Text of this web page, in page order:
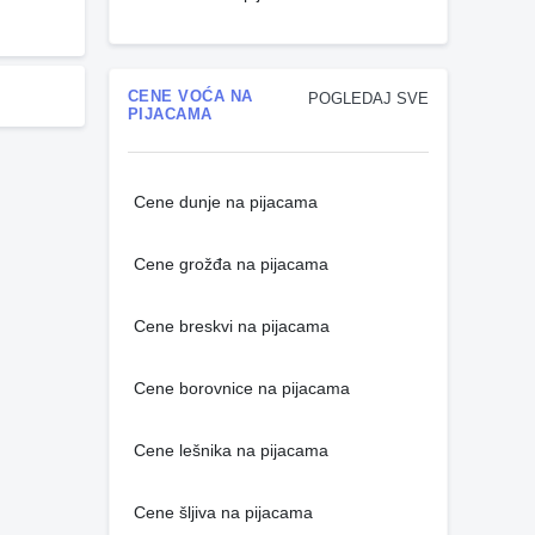
POGLEDAJ SVE
CENE VOĆA NA
PIJACAMA
Cene dunje na pijacama
Cene grožđa na pijacama
Cene breskvi na pijacama
Cene borovnice na pijacama
Cene lešnika na pijacama
Cene šljiva na pijacama